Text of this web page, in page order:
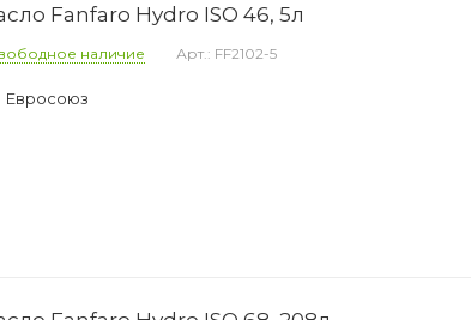
Fanfaro Hydro ISO 46, 5л
наличие Арт.: FF2102-5
Евросоюз